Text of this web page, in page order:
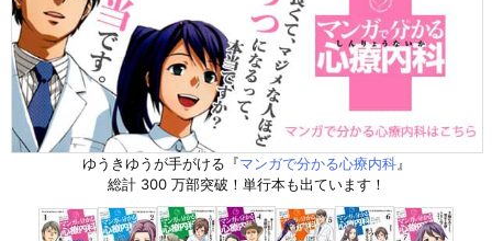
ゆうきゆうが手がける『マンガで分かる心療内科』
総計 300 万部突破！単行本も出ています！